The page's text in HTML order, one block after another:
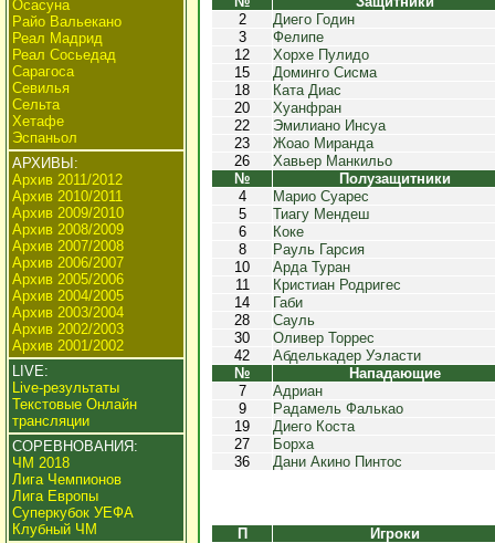
Осасуна
Райо Вальекано
Реал Мадрид
Реал Сосьедад
Сарагоса
Севилья
Сельта
Хетафе
Эспаньол
АРХИВЫ:
Архив 2011/2012
Архив 2010/2011
Архив 2009/2010
Архив 2008/2009
Архив 2007/2008
Архив 2006/2007
Архив 2005/2006
Архив 2004/2005
Архив 2003/2004
Архив 2002/2003
Архив 2001/2002
LIVE:
Live-результаты
Текстовые Онлайн
трансляции
СОРЕВНОВАНИЯ:
ЧМ 2018
Лига Чемпионов
Лига Европы
Суперкубок УЕФА
Клубный ЧМ
2
Диего Годин
3
Фелипе
12
Хорхе Пулидо
15
Доминго Сисма
18
Ката Диас
20
Хуанфран
22
Эмилиано Инсуа
23
Жоао Миранда
26
Хавьер Манкильо
№
Полузащитники
4
Марио Суарес
5
Тиагу Мендеш
6
Коке
8
Рауль Гарсия
10
Арда Туран
11
Кристиан Родригес
14
Габи
28
Сауль
30
Оливер Торрес
42
Абделькадер Уэласти
№
Нападающие
7
Адриан
9
Радамель Фалькао
19
Диего Коста
27
Борха
36
Дани Акино Пинтос
П
Игроки